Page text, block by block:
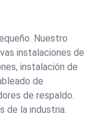
Nuestro
instalaciones de
instalación de
de
de respaldo.
de la industria.